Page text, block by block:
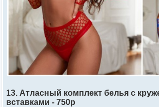
13. Атласный комплект белья с
вставками - 750р